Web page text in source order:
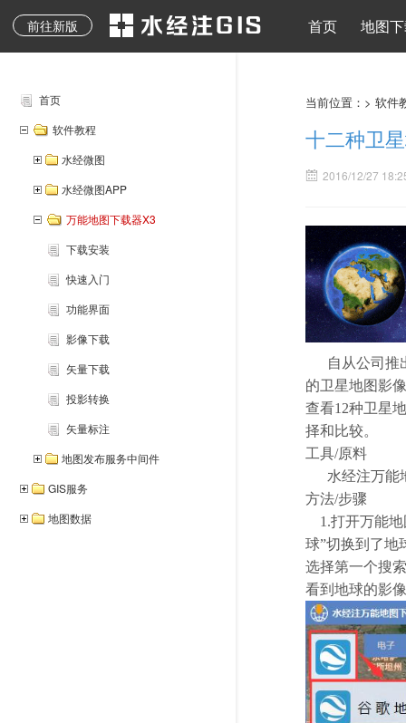
前往新版 首页 地图
地质图、专题图等其它
专业地图
地图下载
离线地图
水经注二维API
首页
软件教程
水经微图
水经微图APP
万能地图下载器X3
下载安装
快速入门
功能界面
影像下载
矢量下载
投影转换
矢量标注
地图发布服务中间件
GIS服务
地图数据
当前位置：> 软件
十二种卫
2016/12/27
自从公司推
的卫星地图影
查看12种卫星
择和比较。
工具/原料
水经注万能
方法/步骤
1.打开万能地
球”切换到了地
选择第一个搜
看到地球的影